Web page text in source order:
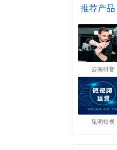
推荐产品
云南抖音
昆明短视